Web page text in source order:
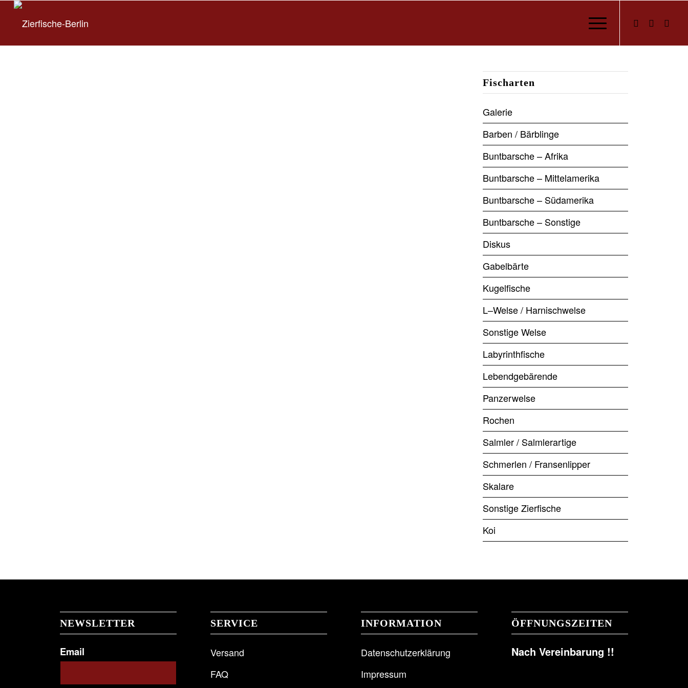
Fischarten
Galerie
Barben / Bärblinge
Buntbarsche – Afrika
Buntbarsche – Mittelamerika
Buntbarsche – Südamerika
Buntbarsche – Sonstige
Diskus
Gabelbärte
Kugelfische
L–Welse / Harnischwelse
Sonstige Welse
Labyrinthfische
Lebendgebärende
Panzerwelse
Rochen
Salmler / Salmlerartige
Schmerlen / Fransenlipper
Skalare
Sonstige Zierfische
Koi
NEWSLETTER
Email
SERVICE
Versand
FAQ
INFORMATION
Datenschutzerklärung
Impressum
ÖFFNUNGSZEITEN
Nach Vereinbarung !!